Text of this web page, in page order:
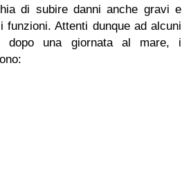
di subire danni anche gravi e
funzioni. Attenti dunque ad alcuni
dopo una giornata al mare, i